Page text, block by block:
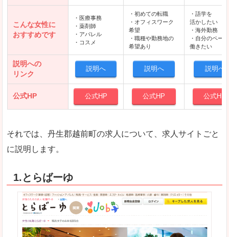
こんな女性に
おすすめです
・医療事務
・薬剤師
・アパレル
・コスメ
・初めての転職
・オフィスワーク
希望
・職種や勤務地の
希望あり
・語学を
活かしたい
・海外勤務
・自分のペー
働きたい
説明への
リンク
説明へ 説明へ 説明へ
公式HP 公式HP 公式HP 公式HP
それでは、丹生郡越前町の求人について、求人サイトごと
に説明します。
1.とらばーゆ